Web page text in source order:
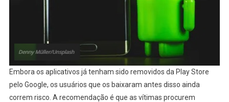
Embora os aplicativos já tenham sido removidos da Play Store
pelo Google, os usuários que os baixaram antes disso ainda
correm risco. A recomendação é que as vítimas procurem